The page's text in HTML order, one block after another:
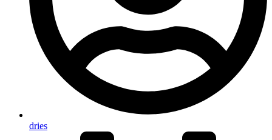
dries